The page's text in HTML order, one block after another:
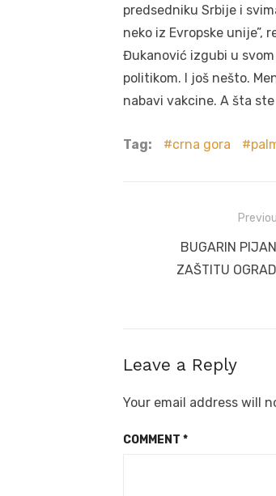
predsedniku Srbije i
neko iz Evropske unije”,
Đukanović izgubi u
politikom. I još nešto.
nabavi vakcine. A šta ste
Tag: crna gora
navigation
Previous
post:
BUGARIN
ZAŠTITU
Leave a Reply
Your email address will
COMMENT *